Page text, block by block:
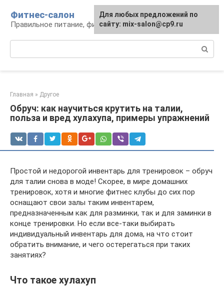
контенту
Фитнес-салон
Правильное питание, фитнес, образ жизни
Главная » Другое
Обруч: как научиться крутить на талии,
польза и вред хулахупа, примеры упражнений
Простой и недорогой инвентарь для тренировок – обруч
для талии снова в моде! Скорее, в мире домашних
тренировок, хотя и многие фитнес клубы до сих пор
оснащают свои залы таким инвентарем,
предназначенным как для разминки, так и для заминки в
конце тренировки. Но если все-таки выбирать
индивидуальный инвентарь для дома, на что стоит
обратить внимание, и чего остерегаться при таких
занятиях?
Что такое хулахуп
Для любых предложений по
сайту: mix-salon@cp9.ru